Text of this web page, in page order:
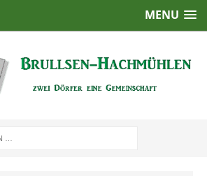
MENU